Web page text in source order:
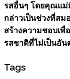
รสอื่นๆ โดยคุณแม่
กล่าวเป็นช่วงที่สม
สร้างความชอบเพื่
รสชาติที่ไม่เป็นอัน
Tags